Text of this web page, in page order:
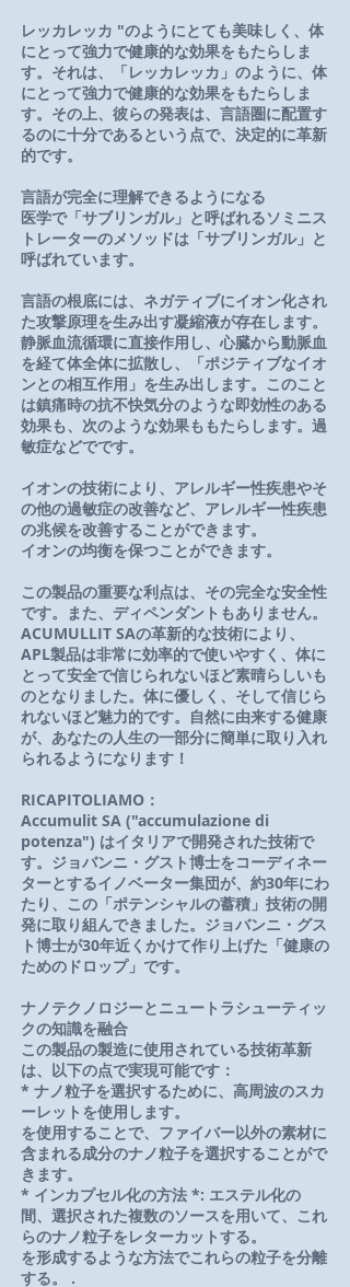
レッカレッカ "のようにとても美味しく、体
にとって強力で健康的な効果をもたらしま
す。それは、「レッカレッカ」のように、体
にとって強力で健康的な効果をもたらしま
す。その上、彼らの発表は、言語圏に配置す
るのに十分であるという点で、決定的に革新
的です。
言語が完全に理解できるようになる
医学で「サブリンガル」と呼ばれるソミニス
トレーターのメソッドは「サブリンガル」と
呼ばれています。
言語の根底には、ネガティブにイオン化され
た攻撃原理を生み出す凝縮液が存在します。
静脈血流循環に直接作用し、心臓から動脈血
を経て体全体に拡散し、「ポジティブなイオ
ンとの相互作用」を生み出します。このこと
は鎮痛時の抗不快気分のような即効性のある
効果も、次のような効果ももたらします。過
敏症などでです。
イオンの技術により、アレルギー性疾患やそ
の他の過敏症の改善など、アレルギー性疾患
の兆候を改善することができます。
イオンの均衡を保つことができます。
この製品の重要な利点は、その完全な安全性
です。また、ディペンダントもありません。
ACUMULLIT SAの革新的な技術により、
APL製品は非常に効率的で使いやすく、体に
とって安全で信じられないほど素晴らしいも
のとなりました。体に優しく、そして信じら
れないほど魅力的です。自然に由来する健康
が、あなたの人生の一部分に簡単に取り入れ
られるようになります！
RICAPITOLIAMO：
Accumulit SA ("accumulazione di
potenza") はイタリアで開発された技術で
す。ジョバンニ・グスト博士をコーディネー
ターとするイノベーター集団が、約30年にわ
たり、この「ポテンシャルの蓄積」技術の開
発に取り組んできました。ジョバンニ・グス
ト博士が30年近くかけて作り上げた「健康の
ためのドロップ」です。
ナノテクノロジーとニュートラシューティッ
クの知識を融合
この製品の製造に使用されている技術革新
は、以下の点で実現可能です：
* ナノ粒子を選択するために、高周波のスカ
ーレットを使用します。
を使用することで、ファイバー以外の素材に
含まれる成分のナノ粒子を選択することがで
きます。
* インカプセル化の方法 *: エステル化の
間、選択された複数のソースを用いて、これ
らのナノ粒子をレターカットする。
を形成するような方法でこれらの粒子を分離
する。 .